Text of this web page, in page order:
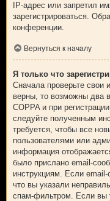
IP-адрес или запретил
зарегистрироваться.
конференции.
Вернуться к началу
Я только что
Сначала проверьте свои
верны, то возможны два
COPPA и при
следуйте полученным
требуется, чтобы все
пользователями или
информация
было прислано email-
инструкциям. Если
что вы указали
спам-фильтром. Если вы